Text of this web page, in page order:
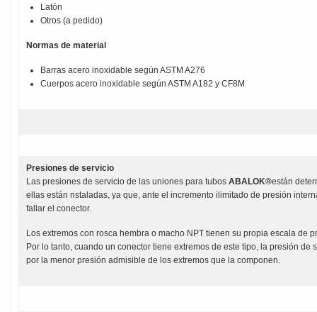
Latón
Otros (a pedido)
Normas de material
Barras acero inoxidable según ASTM A276
Cuerpos acero inoxidable según ASTM A182 y CF8M
Presiones de servicio
Las presiones de servicio de las uniones para tubos ABALOK®están
ellas están nstaladas, ya que, ante el incremento ilimitado de presión
fallar el conector.
Los extremos con rosca hembra o macho NPT tienen su propia escala de
Por lo tanto, cuando un conector tiene extremos de este tipo, la presión de
por la menor presión admisible de los extremos que la componen.